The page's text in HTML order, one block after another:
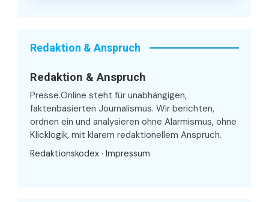
Redaktion & Anspruch
Redaktion & Anspruch
Presse.Online steht für unabhängigen,
faktenbasierten Journalismus. Wir berichten,
ordnen ein und analysieren ohne Alarmismus, ohne
Klicklogik, mit klarem redaktionellem Anspruch.
Redaktionskodex · Impressum